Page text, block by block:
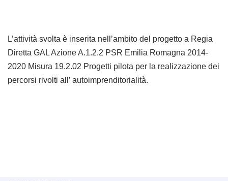
L’attività svolta è inserita nell’ambito del progetto a Regia
Diretta GAL Azione A.1.2.2 PSR Emilia Romagna 2014-
2020 Misura 19.2.02 Progetti pilota per la realizzazione dei
percorsi rivolti all’ autoimprenditorialità.